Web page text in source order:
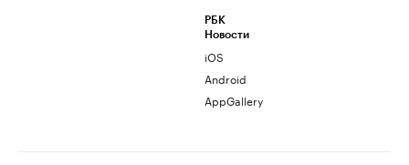
РБК
Новости
iOS
Android
AppGallery